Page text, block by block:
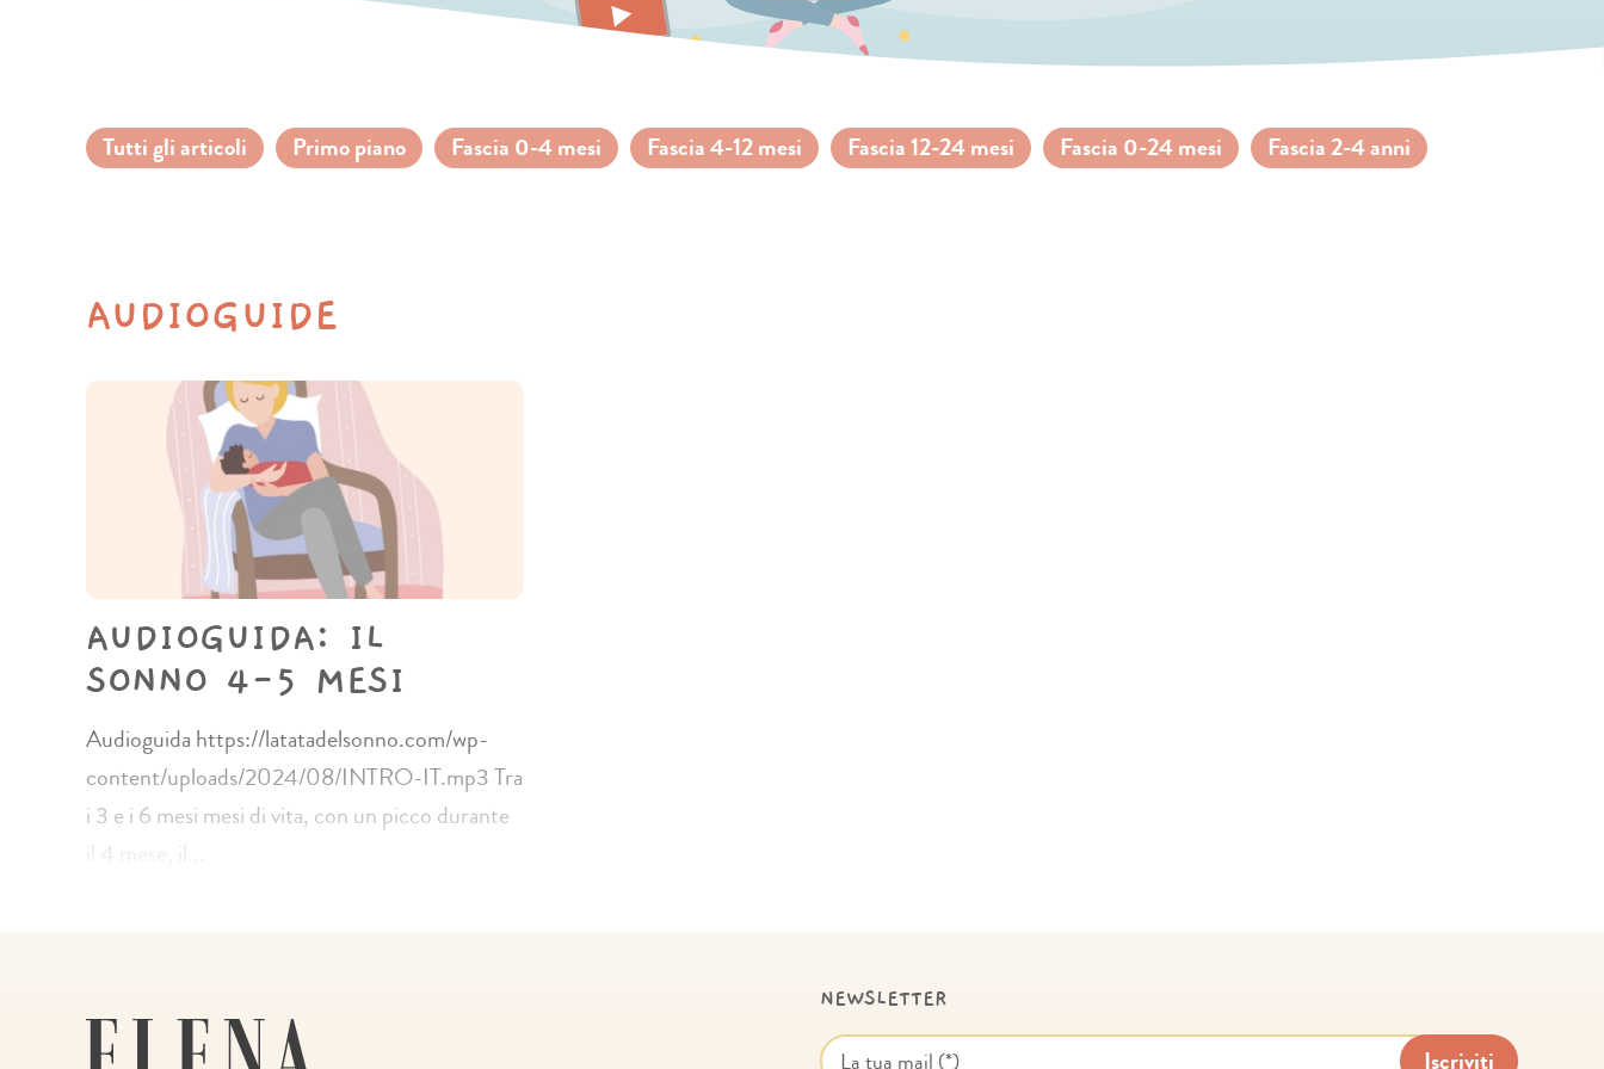
Tutti gli articoli Primo piano Fascia 0-4 mesi Fascia 4-12 mesi Fascia 12-24 mesi Fascia 0-24 mesi Fascia 2-4 anni
AUDIOGUIDE
AUDIOGUIDA: IL
SONNO 4-5 MESI
Audioguida https://latatadelsonno.com/wp-
content/uploads/2024/08/INTRO-IT.mp3 Tra
i 3 e i 6 mesi mesi di vita, con un picco durante
il 4 mese, il...
NEWSLETTER